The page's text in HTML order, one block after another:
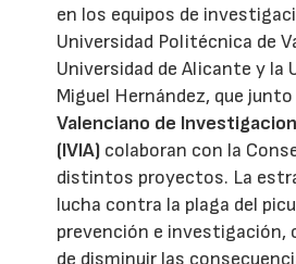
en los equipos de
Universidad Politécnica de
Universidad de Alicante y la
Miguel Hernández, que junto
Valenciano de
(IVIA) colaboran con la
distintos proyectos. La
lucha contra la plaga del
prevención e investigación,
de disminuir las